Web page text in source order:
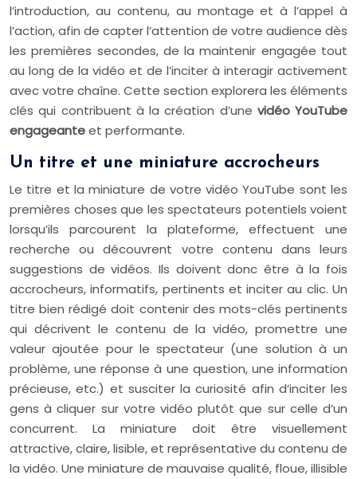
l’introduction, au contenu, au montage et à l’appel à
l’action, afin de capter l’attention de votre audience dès
les premières secondes, de la maintenir engagée tout
au long de la vidéo et de l’inciter à interagir activement
avec votre chaîne. Cette section explorera les éléments
clés qui contribuent à la création d’une vidéo YouTube
engageanteet performante.
Un titre et une miniature accrocheurs
Le titre et la miniature de votre vidéo YouTube sont les
premières choses que les spectateurs potentiels voient
lorsqu’ils parcourent la plateforme, effectuent une
recherche ou découvrent votre contenu dans leurs
suggestions de vidéos. Ils doivent donc être à la fois
accrocheurs, informatifs, pertinents et inciter au clic. Un
titre bien rédigé doit contenir des mots-clés pertinents
qui décrivent le contenu de la vidéo, promettre une
valeur ajoutée pour le spectateur (une solution à un
problème, une réponse à une question, une information
précieuse, etc.) et susciter la curiosité afin d’inciter les
gens à cliquer sur votre vidéo plutôt que sur celle d’un
concurrent. La miniature doit être visuellement
attractive, claire, lisible, et représentative du contenu de
la vidéo. Une miniature de mauvaise qualité, floue, illisible